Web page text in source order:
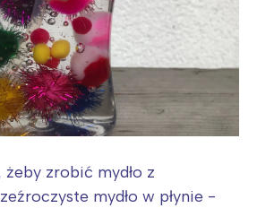
zrobić mydło z
mydło w płynie -